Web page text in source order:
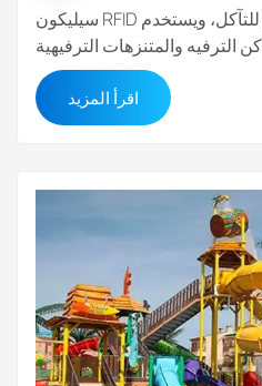
سيليكون RFID السوار مقاوم للماء ومقاوم للتآكل، ويستخدم
والمتنزهات الترفيهية
الرياضية والأنشطة الخارجية.
أساور سيليكون RFID مريحة، مقاومة للماء، وقابلة
للتخصيص. أساور RFID المقاومة للماء هذه مثالية للصالات
اقرأ المزيد